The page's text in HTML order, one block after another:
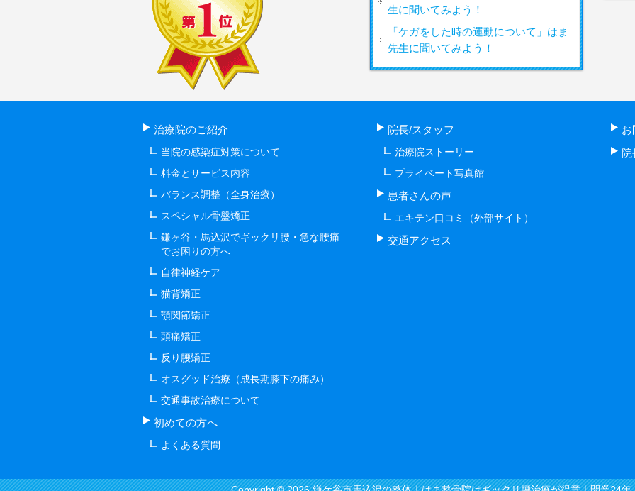
生に聞いてみよう！
「ケガをした時の運動について」はま
先生に聞いてみよう！
治療院のご紹介
当院の感染症対策について
料金とサービス内容
バランス調整（全身治療）
スペシャル骨盤矯正
鎌ヶ谷・馬込沢でギックリ腰・急な腰痛
でお困りの方へ
自律神経ケア
猫背矯正
顎関節矯正
頭痛矯正
反り腰矯正
オスグッド治療（成長期膝下の痛み）
交通事故治療について
初めての方へ
よくある質問
院長/スタッフ
治療院ストーリー
プライベート写真館
患者さんの声
エキテン口コミ（外部サイト）
交通アクセス
お
院